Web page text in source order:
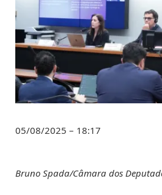
05/08/2025 – 18:17
Bruno Spada/Câmara dos